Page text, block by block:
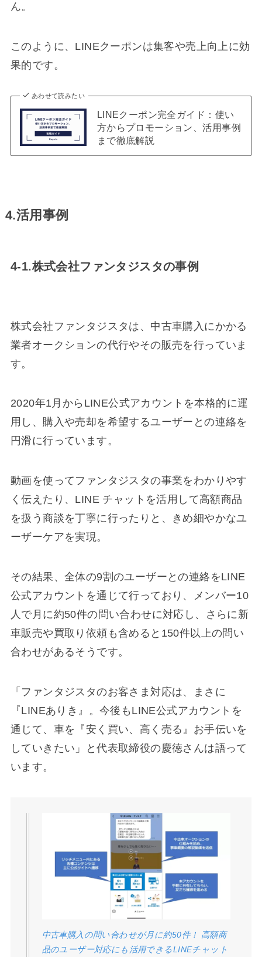
ん。
このように、LINEクーポンは集客や売上向上に効
果的です。
あわせて読みたい
LINEクーポン完全ガイド：使い
方からプロモーション、活用事例
まで徹底解説
4.活用事例
4-1.株式会社ファンタジスタの事例
株式会社ファンタジスタは、中古車購入にかかる
業者オークションの代行やその販売を行っていま
す。
2020年1月からLINE公式アカウントを本格的に運
用し、購入や売却を希望するユーザーとの連絡を
円滑に行っています。
動画を使ってファンタジスタの事業をわかりやす
く伝えたり、LINE チャットを活用して高額商品
を扱う商談を丁寧に行ったりと、きめ細やかなユ
ーザーケアを実現。
その結果、全体の9割のユーザーとの連絡をLINE
公式アカウントを通じて行っており、メンバー10
人で月に約50件の問い合わせに対応し、さらに新
車販売や買取り依頼も含めると150件以上の問い
合わせがあるそうです。
「ファンタジスタのお客さま対応は、まさに
『LINEありき』。今後もLINE公式アカウントを
通じて、車を『安く買い、高く売る』お手伝いを
していきたい」と代表取締役の慶徳さんは語って
います。
中古車購入の問い合わせが月に約50件！ 高額商
品のユーザー対応にも活用できるLINEチャット